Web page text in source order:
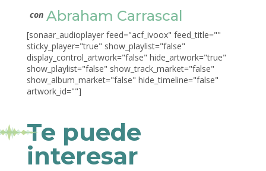
con Abraham Carrascal
[sonaar_audioplayer feed="acf_ivoox" feed_title=""
sticky_player="true" show_playlist="false"
display_control_artwork="false" hide_artwork="true"
show_playlist="false" show_track_market="false"
show_album_market="false" hide_timeline="false"
artwork_id=""]
Te puede
interesar